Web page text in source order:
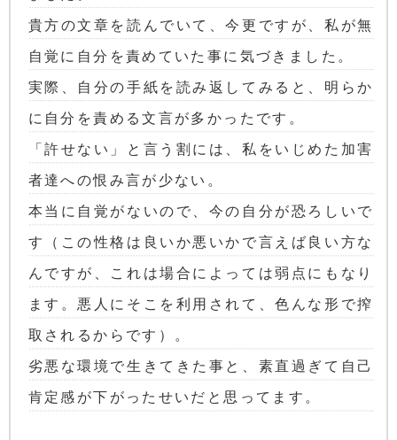
貴方の文章を読んでいて、今更ですが、私が無
自覚に自分を責めていた事に気づきました。
実際、自分の手紙を読み返してみると、明らか
に自分を責める文言が多かったです。
「許せない」と言う割には、私をいじめた加害
者達への恨み言が少ない。
本当に自覚がないので、今の自分が恐ろしいで
す（この性格は良いか悪いかで言えば良い方な
んですが、これは場合によっては弱点にもなり
ます。悪人にそこを利用されて、色んな形で搾
取されるからです）。
劣悪な環境で生きてきた事と、素直過ぎて自己
肯定感が下がったせいだと思ってます。